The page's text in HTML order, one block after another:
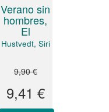
Verano sin
hombres,
El
Hustvedt, Siri
9,90 €
9,41 €